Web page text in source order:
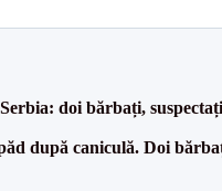
doi bărbați,
după caniculă. Doi